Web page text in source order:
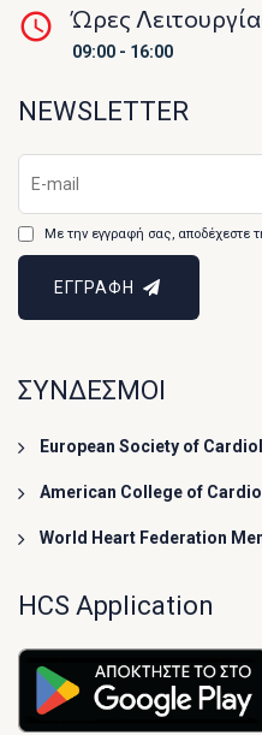
Ώρες
09:00 - 16:00
NEWSLETTER
Με την εγγραφή σας, αποδέχεστε
ΕΓΓΡΑΦΗ
ΣΥΝΔΕΣΜΟΙ
European Society of
American College of
World Heart Federation
HCS Application